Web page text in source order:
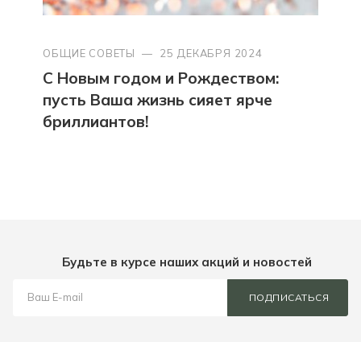
ОБЩИЕ СОВЕТЫ — 25 ДЕКАБРЯ 2024
С Новым годом и Рождеством:
пусть Ваша жизнь сияет ярче
бриллиантов!
Будьте в курсе наших акций и новостей
ПОДПИСАТЬСЯ